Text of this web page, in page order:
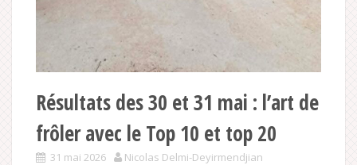
Résultats des 30 et 31 mai : l’art de
frôler avec le Top 10 et top 20
31 mai 2026 Nicolas Delmi-Deyirmendjian